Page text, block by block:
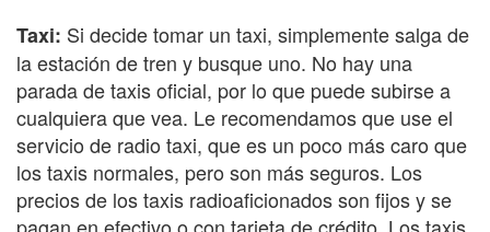
Taxi: Si decide tomar un taxi, simplemente salga de
la estación de tren y busque uno. No hay una
parada de taxis oficial, por lo que puede subirse a
cualquiera que vea. Le recomendamos que use el
servicio de radio taxi, que es un poco más caro que
los taxis normales, pero son más seguros. Los
precios de los taxis radioaficionados son fijos y se
pagan en efectivo o con tarjeta de crédito. Los taxis